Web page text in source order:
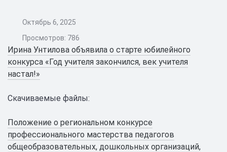
Октябрь 6, 2025
Просмотров: 786
Ирина Унтилова объявила о старте юбилейного
конкурса «Год учителя закончился, век учителя
настал!»
Cкачиваемые файлы:
Положение о региональном конкурсе
профессионального мастерства педагогов
общеобразовательных, дошкольных организаций,